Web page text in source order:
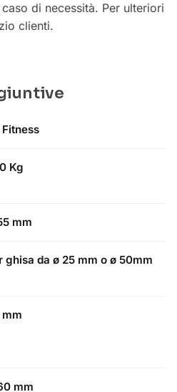
di necessità. Per ulteriori
clienti.
Kg
mm
ghisa da ø 25 mm o ø 50mm
mm